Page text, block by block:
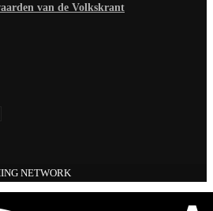
van de Volkskrant
NETWORK